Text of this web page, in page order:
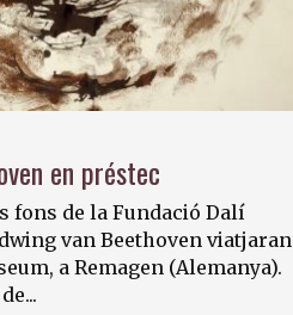
en préstec
fons de la Fundació Dalí
van Beethoven viatjaran
a Remagen (Alemanya).